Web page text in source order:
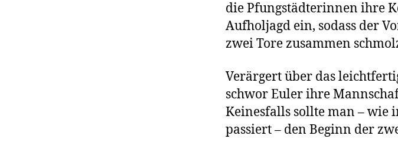
die Pfungstädterinnen ihre
Aufholjagd ein, sodass der
zwei Tore zusammen
Verärgert über das
schwor Euler ihre
Keinesfalls sollte man – wie
passiert – den Beginn der